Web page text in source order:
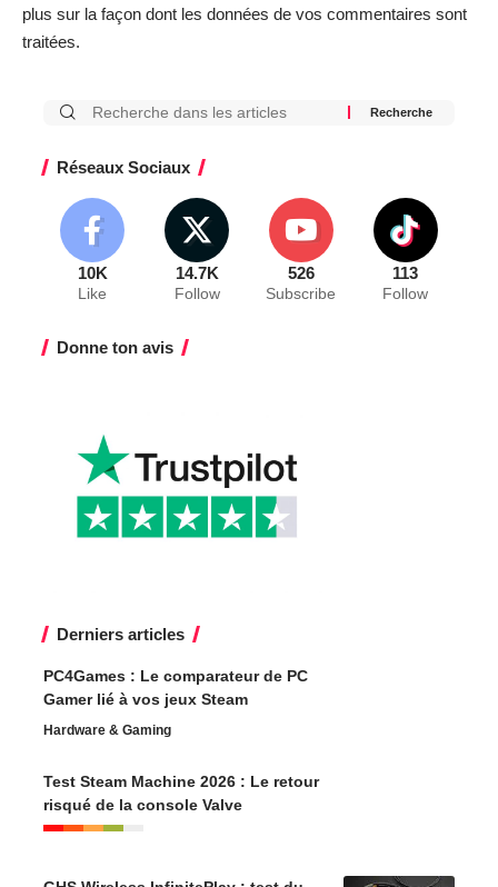
plus sur la façon dont les données de vos commentaires sont
traitées.
Réseaux Sociaux
10K
Like
14.7K
Follow
526
Subscribe
113
Follow
Donne ton avis
Derniers articles
PC4Games : Le comparateur de PC
Gamer lié à vos jeux Steam
Hardware & Gaming
Test Steam Machine 2026 : Le retour
risqué de la console Valve